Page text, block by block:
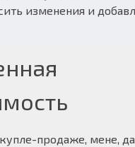
изменения и
продаже, мене,